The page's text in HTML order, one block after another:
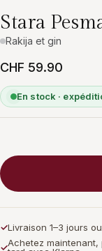
Stara
Rakija et gin
CHF 59.90
En stock ·
✓Livraison 1–3 jours
✓Achetez maintenant,